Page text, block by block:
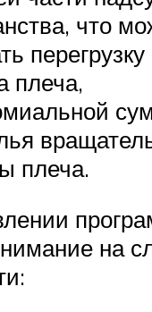
что
плеча,
плеча.
на